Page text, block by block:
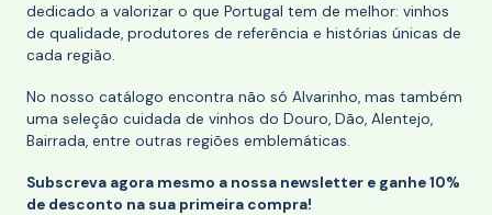
dedicado a valorizar o que Portugal tem de melhor: vinhos
de qualidade, produtores de referência e histórias únicas de
cada região.
No nosso catálogo encontra não só Alvarinho, mas também
uma seleção cuidada de vinhos do Douro, Dão, Alentejo,
Bairrada, entre outras regiões emblemáticas.
Subscreva agora mesmo a nossa newsletter e ganhe 10%
de desconto na sua primeira compra!